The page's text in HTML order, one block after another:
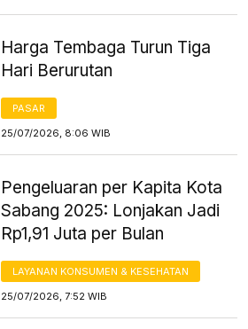
Harga Tembaga Turun Tiga
Hari Berurutan
PASAR
25/07/2026, 8:06 WIB
Pengeluaran per Kapita Kota
Sabang 2025: Lonjakan Jadi
Rp1,91 Juta per Bulan
LAYANAN KONSUMEN & KESEHATAN
25/07/2026, 7:52 WIB